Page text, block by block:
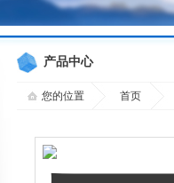
产品中心
您的位置 首页